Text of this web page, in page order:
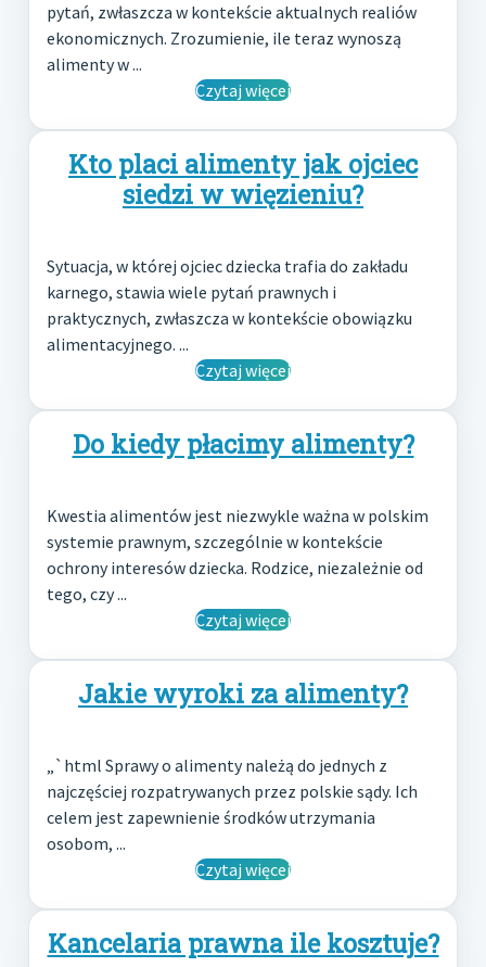
pytań, zwłaszcza w kontekście aktualnych realiów
ekonomicznych. Zrozumienie, ile teraz wynoszą
alimenty w ...
Czytaj więcej
Kto placi alimenty jak ojciec
siedzi w więzieniu?
Sytuacja, w której ojciec dziecka trafia do zakładu
karnego, stawia wiele pytań prawnych i
praktycznych, zwłaszcza w kontekście obowiązku
alimentacyjnego. ...
Czytaj więcej
Do kiedy płacimy alimenty?
Kwestia alimentów jest niezwykle ważna w polskim
systemie prawnym, szczególnie w kontekście
ochrony interesów dziecka. Rodzice, niezależnie od
tego, czy ...
Czytaj więcej
Jakie wyroki za alimenty?
„`html Sprawy o alimenty należą do jednych z
najczęściej rozpatrywanych przez polskie sądy. Ich
celem jest zapewnienie środków utrzymania
osobom, ...
Czytaj więcej
Kancelaria prawna ile kosztuje?